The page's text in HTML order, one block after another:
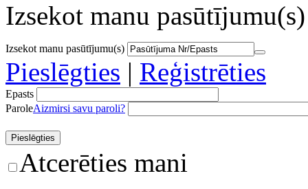
Izsekot manu pasūtījumu(s)
Izsekot manu pasūtījumu(s)
Pieslēgties | Reģistrēties
Epasts
ParoleAizmirsi savu paroli?
Atcerēties mani